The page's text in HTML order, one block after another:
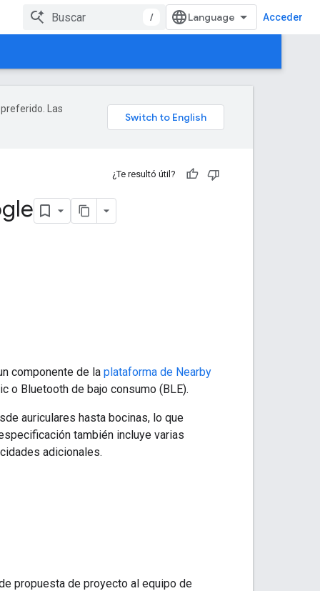
/ Acceder
Las
¿Te resultó útil?
componente de la plataforma de Nearby
o Bluetooth de bajo consumo (BLE).
auriculares hasta bocinas, lo que
también incluye varias
adicionales.
propuesta de proyecto al equipo de